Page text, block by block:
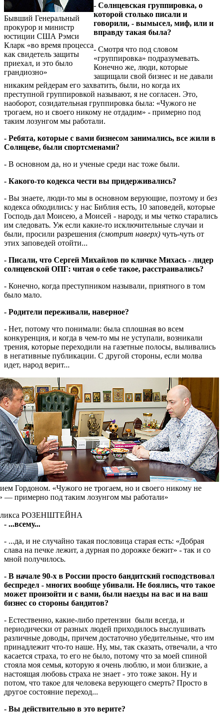
Бывший Генеральный
прокурор и министр
юстиции США Рэмси
Кларк «во время процесса
как свидетель защиты
приехал, и это было
грандиозно»
- Солнцевская груп­пировка, о
которой столько писали и
говорили, - вымысел, миф, или и
вправду такая была?
- Смотря что под словом
«группировка» подразумевать.
Конечно же, люди, которые
защищали свой бизнес и не давали
никаким рейдерам его захватить, были, но когда их
преступной группировкой называют, я не согласен. Это,
наоборот, созидательная группировка была: «Чужого не
трогаем, но и своего никому не отдадим» - примерно под
таким лозунгом мы работали.
- Ребята, которые с вами бизнесом занимались, все жили в
Солнцеве, были спортсменами?
- В основном да, но и ученые среди нас тоже были.
- Какого-то кодекса чести вы придерживались?
- Вы знаете, люди-то мы в основном верующие, поэтому и без
кодекса обходились: у нас Библия есть, 10 заповедей, которые
Господь дал Моисею, а Моисей - народу, и мы четко старались
им следовать. Уж если какие-то исключительные случаи и
были, просили разрешения (смотрит наверх) чуть-чуть от
этих заповедей отойти...
- Писали, что Сергей Михайлов по кличке Михась - лидер
солнцевской ОПГ: читая о себе такое, расстраивались?
- Конечно, когда преступником называли, приятного в том
было мало.
- Родители переживали, наверное?
- Нет, потому что понимали: была сплошная во всем
конкуренция, и когда в чем-то мы не уступали, возникали
трения, которые переходили на газетные полосы, выливались
в негативные публикации. С другой стороны, если молва
идет, народ верит...
Гордоном. «Чужого не трогаем, но и своего никому не
— примерно под таким лозунгом мы работали»
РОЗЕНШТЕЙНА
- ...всему...
- ...да, и не случайно такая пословица старая есть: «Добрая
слава на печке лежит, а дурная по дорожке бежит» - так и со
мной получилось.
- В начале 90-х в России просто бандитский господствовал
беспредел - многих вообще убивали. Не боялись, что такое
может произойти и с вами, были наезды на вас и на ваш
бизнес со стороны бандитов?
- Естественно, какие-либо претензии были всегда, и
периодически от разных людей приходилось выслушивать
различные доводы, причем достаточно убедительные, что им
принадлежит что-то наше. Ну, мы, так сказать, отвечали, а что
касается страха, то его не было, потому что за моей спиной
стояла моя семья, которую я очень люблю, и мои близкие, а
настоящая любовь страха не знает - это тоже закон. Ну и
потом, что такое для человека верующего смерть? Просто в
другое состояние переход...
- Вы действительно в это верите?